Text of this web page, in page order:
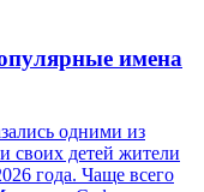
имена
одними из
своих детей жители
года. Чаще всего